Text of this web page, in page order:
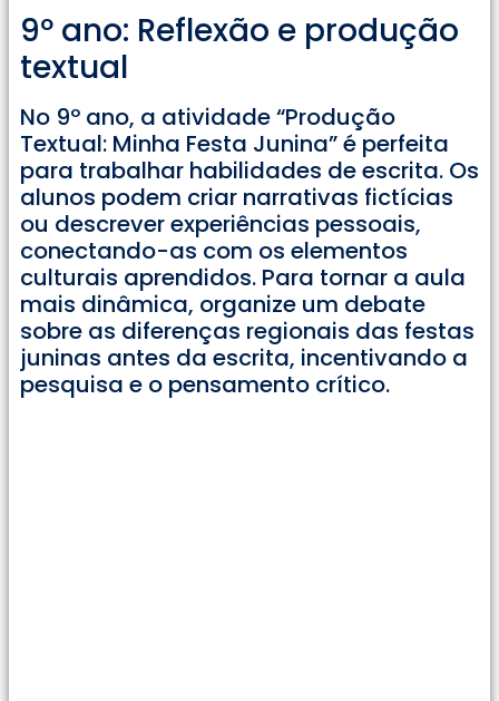
9º ano: Reflexão e produção
textual
No 9º ano, a atividade “Produção
Textual: Minha Festa Junina” é perfeita
para trabalhar habilidades de escrita. Os
alunos podem criar narrativas fictícias
ou descrever experiências pessoais,
conectando-as com os elementos
culturais aprendidos. Para tornar a aula
mais dinâmica, organize um debate
sobre as diferenças regionais das festas
juninas antes da escrita, incentivando a
pesquisa e o pensamento crítico.